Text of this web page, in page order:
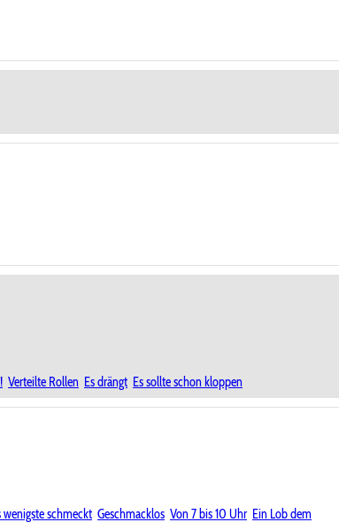
Verteilte Rollen Es drängt Es sollte schon kloppen
schmeckt Geschmacklos Von 7 bis 10 Uhr Ein Lob dem